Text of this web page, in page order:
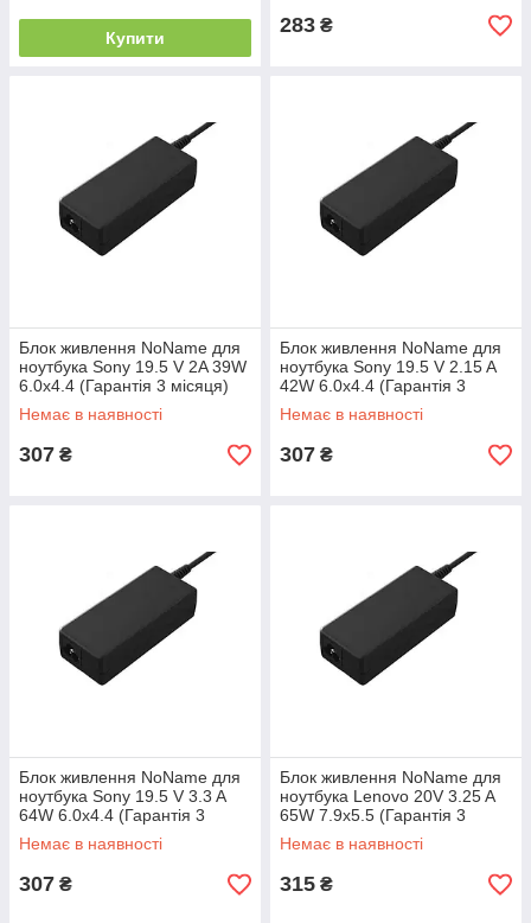
Купити
283 ₴
Блок живлення NoName для
ноутбука Sony 19.5 V 2A 39W
6.0x4.4 (Гарантія 3 місяця)
Немає в наявності
307 ₴
Блок живлення NoName для
ноутбука Sony 19.5 V 2.15 A
42W 6.0x4.4 (Гарантія 3
місяця)
Немає в наявності
307 ₴
Блок живлення NoName для
ноутбука Sony 19.5 V 3.3 A
64W 6.0x4.4 (Гарантія 3
місяця)
Немає в наявності
307 ₴
Блок живлення NoName для
ноутбука Lenovo 20V 3.25 A
65W 7.9x5.5 (Гарантія 3
місяця)
Немає в наявності
315 ₴